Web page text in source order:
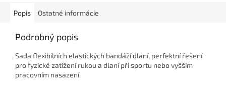
Popis Ostatné informácie
Podrobný popis
Sada flexibilních elastických bandáží dlaní, perfektní řešení
pro fyzické zatížení rukou a dlaní při sportu nebo vyšším
pracovním nasazení.